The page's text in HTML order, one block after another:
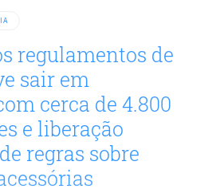
regulamentos de
sair em
cerca de 4.800
e liberação
regras sobre